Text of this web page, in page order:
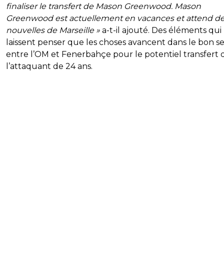
finaliser le transfert de Mason Greenwood. Mason
Greenwood est actuellement en vacances et attend
nouvelles de Marseille » a-t-il ajouté. Des éléments qui
laissent penser que les choses avancent dans le bon
entre l’OM et Fenerbahçe pour le potentiel transfert
l’attaquant de 24 ans.